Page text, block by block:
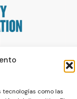
como las